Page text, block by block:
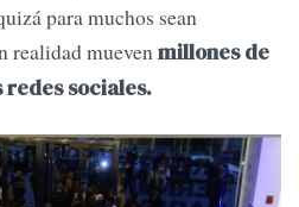
para muchos sean
realidad muevenmillones de
redes sociales.